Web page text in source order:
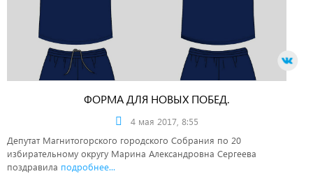
ФОРМА ДЛЯ НОВЫХ ПОБЕД.
4 мая 2017, 8:55
Депутат Магнитогорского городского Собрания по 20
избирательному округу Марина Александровна Сергеева
поздравила подробнее...